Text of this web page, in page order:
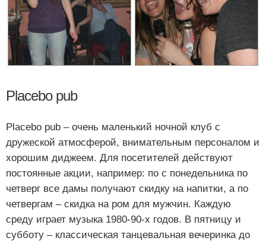
Placebo pub
Placebo pub – очень маленький ночной клуб с
дружеской атмосферой, внимательным персоналом и
хорошим диджеем. Для посетителей действуют
постоянные акции, например: по с понедельника по
четверг все дамы получают скидку на напитки, а по
четвергам – скидка на ром для мужчин. Каждую
среду играет музыка 1980-90-х годов. В пятницу и
субботу – классическая танцевальная вечеринка до